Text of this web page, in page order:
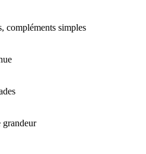
compléments simples
grandeur